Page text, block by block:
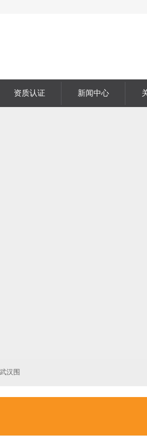
资质认证 新闻中心
汉围